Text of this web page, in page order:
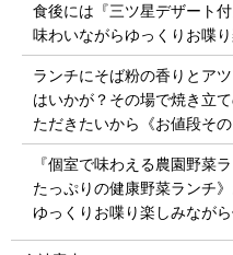
食後には『三ツ星デザート
味わいながらゆっくりお喋
ランチにそば粉の香りとア
はいかが？その場で焼き立
ただきたいから《お値段そ
『個室で味わえる農園野菜
たっぷりの健康野菜ランチ
ゆっくりお喋り楽しみなが